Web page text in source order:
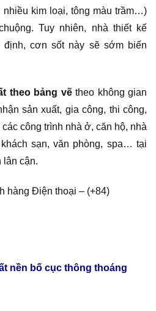
nhiều kim loại, tông màu trầm…)
Tuy nhiên, nhà thiết kế
định, cơn sốt này sẽ sớm biến
theo bảng vẽtheo không gian
sản xuất, gia công, thi công,
công trình nhà ở, căn hộ, nhà
sạn, văn phòng, spa… tại
lân cận.
hàng Điện thoại – (+84)
nền bố cục thông thoáng